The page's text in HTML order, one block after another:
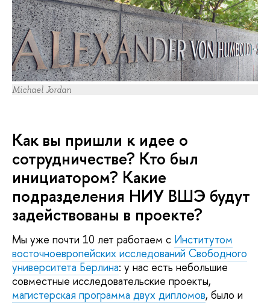
Michael Jordan
Как вы пришли к идее о
сотрудничестве? Кто был
инициатором? Какие
подразделения НИУ ВШЭ будут
задействованы в проекте?
Мы уже почти 10 лет работаем с Институтом
восточноевропейских исследований Свободного
университета Берлина: у нас есть небольшие
совместные исследовательские проекты,
магистерская программа двух дипломов, было и